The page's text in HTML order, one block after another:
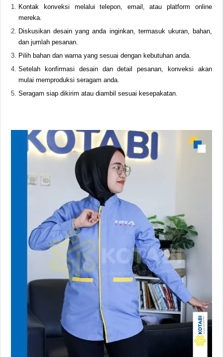
Kontak konveksi melalui telepon, email, atau platform online
mereka.
Diskusikan desain yang anda inginkan, termasuk ukuran, bahan,
dan jumlah pesanan.
Pilih bahan dan warna yang sesuai dengan kebutuhan anda.
Setelah konfirmasi desain dan detail pesanan, konveksi akan
mulai memproduksi seragam anda.
Seragam siap dikirim atau diambil sesuai kesepakatan.